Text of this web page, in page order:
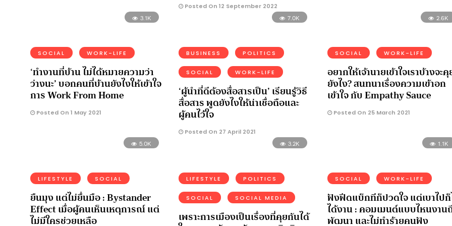
Posted On 12 September 2022
3.1K
SOCIAL WORK-LIFE
‘ทำงานที่บ้าน ไม่ได้หมายความว่า
ว่างนะ’ บอกคนที่บ้านยังไงให้เข้าใจ
การ Work From Home
Posted On 1 May 2021
7.0K
BUSINESS POLITICS
SOCIAL WORK-LIFE
‘ผู้นำที่ดีต้องสื่อสารเป็น’ เรียนรู้วิธี
สื่อสาร พูดยังไงให้น่าเชื่อถือและ
ผู้คนไว้ใจ
Posted On 27 April 2021
2.6K
SOCIAL WORK-LIFE
อยากให้เจ้านายเข้าใจเราบ้างจะ
ยังไง? สนทนาเรื่องความเข้าอก
เข้าใจ กับ Empathy Sauce
Posted On 25 March 2021
5.0K
LIFESTYLE SOCIAL
ยืนมุง แต่ไม่ยื่นมือ : Bystander
Effect เมื่อผู้คนเห็นเหตุการณ์ แต่
ไม่มีใครช่วยเหลือ
3.2K
LIFESTYLE POLITICS
SOCIAL SOCIAL MEDIA
เพราะการเมืองเป็นเรื่องที่คุยกันได้
1.1K
SOCIAL WORK-LIFE
ฟังฟีดแบ็กทีก็ปวดใจ แต่เบาไป
ได้งาน : คอมเมนต์แบบไหนงาน
พัฒนา และไม่ทำร้ายคนฟัง